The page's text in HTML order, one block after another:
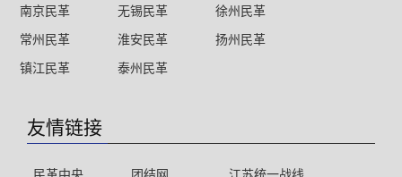
南京民革 无锡民革
徐州民革
常州民革
淮安民革
扬州民革
镇江民革
泰州民革
友情链接